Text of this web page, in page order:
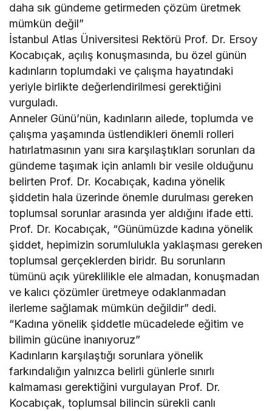
daha sık gündeme getirmeden çözüm üretmek
mümkün değil”
İstanbul Atlas Üniversitesi Rektörü Prof. Dr. Ersoy
Kocabıçak, açılış konuşmasında, bu özel günün
kadınların toplumdaki ve çalışma hayatındaki
yeriyle birlikte değerlendirilmesi gerektiğini
vurguladı.
Anneler Günü’nün, kadınların ailede, toplumda ve
çalışma yaşamında üstlendikleri önemli rolleri
hatırlatmasının yanı sıra karşılaştıkları sorunları da
gündeme taşımak için anlamlı bir vesile olduğunu
belirten Prof. Dr. Kocabıçak, kadına yönelik
şiddetin hala üzerinde önemle durulması gereken
toplumsal sorunlar arasında yer aldığını ifade etti.
Prof. Dr. Kocabıçak, “Günümüzde kadına yönelik
şiddet, hepimizin sorumlulukla yaklaşması gereken
toplumsal gerçeklerden biridr. Bu sorunların
tümünü açık yüreklilikle ele almadan, konuşmadan
ve kalıcı çözümler üretmeye odaklanmadan
ilerleme sağlamak mümkün değildir” dedi.
“Kadına yönelik şiddetle mücadelede eğitim ve
bilimin gücüne inanıyoruz”
Kadınların karşılaştığı sorunlara yönelik
farkındalığın yalnızca belirli günlerle sınırlı
kalmaması gerektiğini vurgulayan Prof. Dr.
Kocabıçak, toplumsal bilincin sürekli canlı